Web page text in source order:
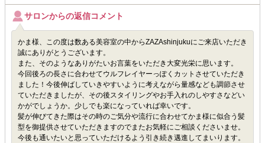
サロンからの返信コメント
かま様、この度は数ある美容室の中からZAZAshinjukuにご来店いただき
誠にありがとうございます。
また、そのようなありがたいお言葉をいただき大変光栄に思います。
今回後ろの長さに合わせてウルフレイヤーっぽくカットさせていただき
ました！今後伸ばしていきやすいように考えながら量感なども調節させ
ていただきましたが、その後スタイリングやお手入れのしやすさなどい
かがでしょうか。少しでも楽になっていれば幸いです。
髪が伸びてきた際はその時のご気分や流行に合わせてかま様に似合う髪
型を御提供させていただきますのでまたお気軽にご相談くださいませ。
今後も通いたいと思っていただけるよう引き続き邁進してまいります。